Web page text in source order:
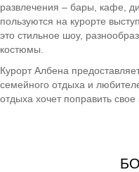
развлечения – бары, кафе,
пользуются на курорте
это стильное шоу,
костюмы.
Курорт Албена
семейного отдыха и
отдыха хочет поправить свое